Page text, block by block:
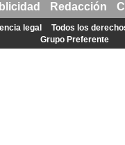
Redacción
legal
Todos los
Grupo Preferente